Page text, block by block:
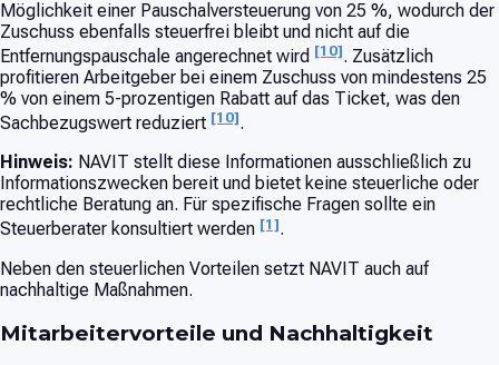
Möglichkeit einer Pauschalversteuerung von 25 %, wodurch der
Zuschuss ebenfalls steuerfrei bleibt und nicht auf die
Entfernungspauschale angerechnet wird [10]. Zusätzlich
profitieren Arbeitgeber bei einem Zuschuss von mindestens 25
% von einem 5-prozentigen Rabatt auf das Ticket, was den
Sachbezugswert reduziert [10].
Hinweis: NAVIT stellt diese Informationen ausschließlich zu
Informationszwecken bereit und bietet keine steuerliche oder
rechtliche Beratung an. Für spezifische Fragen sollte ein
Steuerberater konsultiert werden [1].
Neben den steuerlichen Vorteilen setzt NAVIT auch auf
nachhaltige Maßnahmen.
Mitarbeitervorteile und Nachhaltigkeit